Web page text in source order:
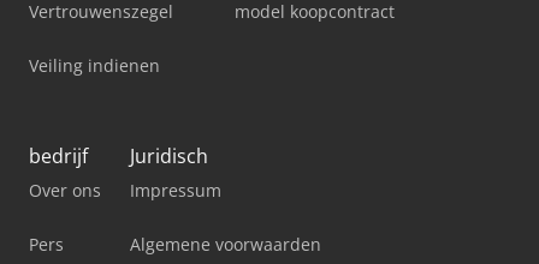
Vertrouwenszegel
Veiling indienen
model koopcontract
bedrijf
Over ons
Pers
Juridisch
Impressum
Algemene voorwaarden